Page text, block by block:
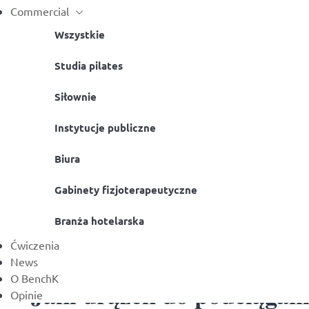
Commercial
Wszystkie
Studia pilates
Siłownie
Instytucje publiczne
Biura
Gabinety fizjoterapeutyczne
Branża hotelarska
Ćwiczenia
News
O BenchK
OpinieJaki drążek do